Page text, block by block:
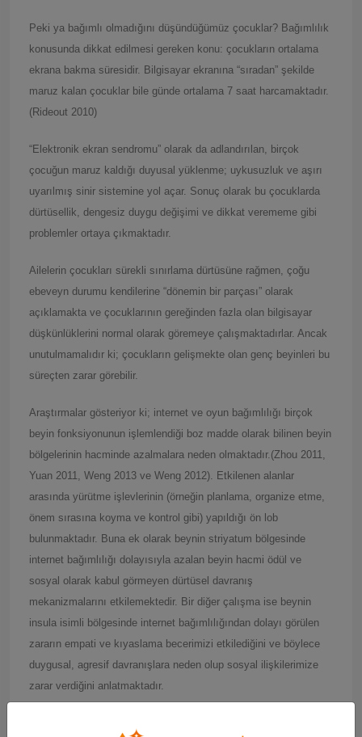
Peki ya bağımlı olmadığını düşündüğümüz çocuklar? Bağımlılık
konusunda dikkat edilmesi gereken konu: çocukların ortalama
ekrana bakma süresidir. Bilgisayar ekranına “sıradan” şekilde
maruz kalan çocuklar bile günde ortalama 7 saat harcamaktadır.
(Rideout 2010)
“Elektronik ekran sendromu” olarak da adlandırılan, birçok
çocuğun maruz kaldığı duyusal yüklenme; uykusuzluk ve aşırı
uyarılmış sinir sistemine yol açar. Sonuç olarak bu çocuklarda
dürtüsellik, dengesiz duygu değişimi ve dikkat verememe gibi
problemler ortaya çıkmaktadır.
Ailelerin çocukları sürekli sınırlama dürtüsüne rağmen, çoğu
ebeveyn durumu kendilerine “dönemin bir parçası” olarak
açıklamakta ve çocuklarının gereğinden fazla olan bilgisayar
düşkünlüklerini normal olarak göremeye çalışmaktadırlar. Ancak
unutulmamalıdır ki; çocukların gelişmekte olan genç beyinleri bu
süreçten zarar görebilir.
Araştırmalar gösteriyor ki; internet ve oyun bağımlılığı birçok
beyin fonksiyonunun işlemlendiği boz madde olarak bilinen beyin
bölgelerinin hacminde azalmalara neden olmaktadır.(Zhou 2011,
Yuan 2011, Weng 2013 ve Weng 2012). Etkilenen alanlar
arasında yürütme işlevlerinin (örneğin planlama, organize etme,
önem sırasına koyma ve kontrol gibi) yapıldığı ön lob
bulunmaktadır. Buna ek olarak beynin striyatum bölgesinde
internet bağımlılığı dolayısıyla azalan beyin hacmi ödül ve
sosyal olarak kabul görmeyen dürtüsel davranış
mekanizmalarını etkilemektedir. Bir diğer çalışma ise beynin
insula isimli bölgesinde internet bağımlılığından dolayı görülen
zararın empati ve kıyaslama becerimizi etkilediğini ve böylece
duygusal, agresif davranışlara neden olup sosyal ilişkilerimize
zarar verdiğini anlatmaktadır.